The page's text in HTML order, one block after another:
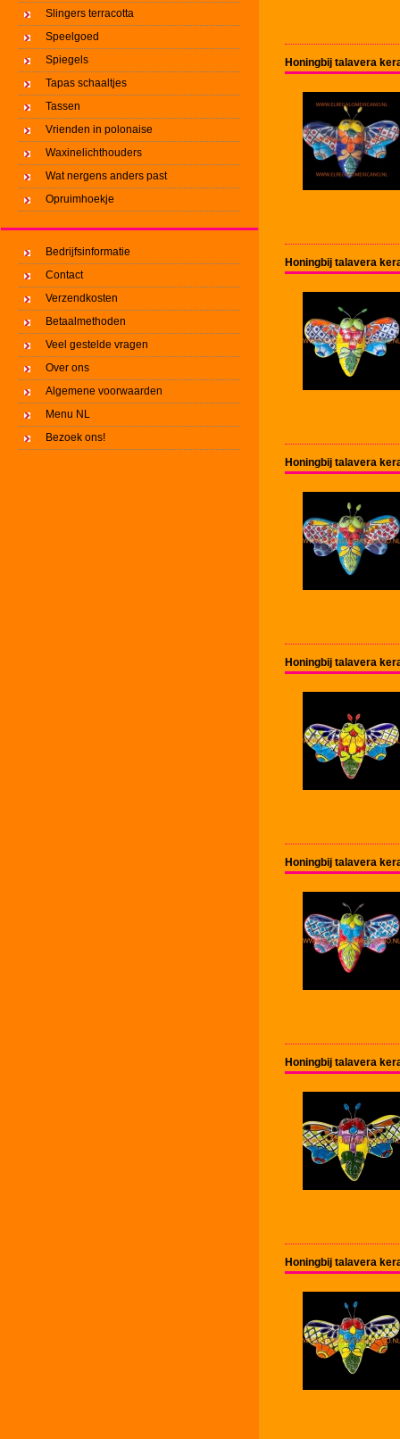
Slingers terracotta
Speelgoed
Spiegels
Tapas schaaltjes
Tassen
Vrienden in polonaise
Waxinelichthouders
Wat nergens anders past
Opruimhoekje
Bedrijfsinformatie
Contact
Verzendkosten
Betaalmethoden
Veel gestelde vragen
Over ons
Algemene voorwaarden
Menu NL
Bezoek ons!
Honingbij talavera
Honingbij talavera
Honingbij talavera
Honingbij talavera
Honingbij talavera
Honingbij talavera
Honingbij talavera